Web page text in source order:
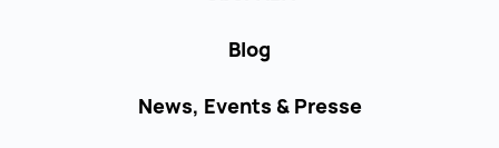
Blog
News, Events & Presse